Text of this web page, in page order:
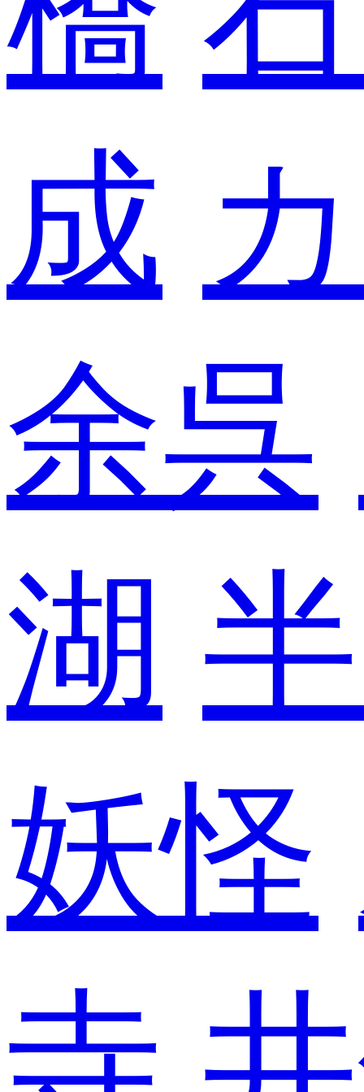
成
余呉
湖
妖怪